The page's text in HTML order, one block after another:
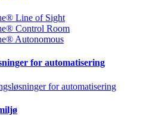
Line of Sight
Control Room
Autonomous
for automatisering
for automatisering